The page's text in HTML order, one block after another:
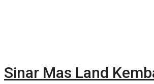
Sinar Mas Land